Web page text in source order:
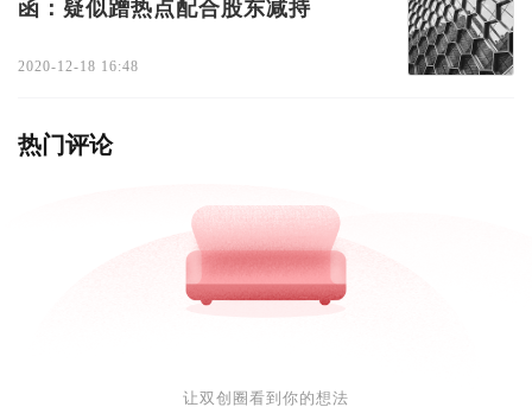
函：疑似蹭热点配合股东减持
2020-12-18 16:48
热门评论
让双创圈看到你的想法